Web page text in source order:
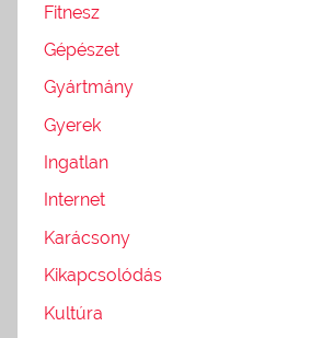
Fitnesz
Gépészet
Gyártmány
Gyerek
Ingatlan
Internet
Karácsony
Kikapcsolódás
Kultúra